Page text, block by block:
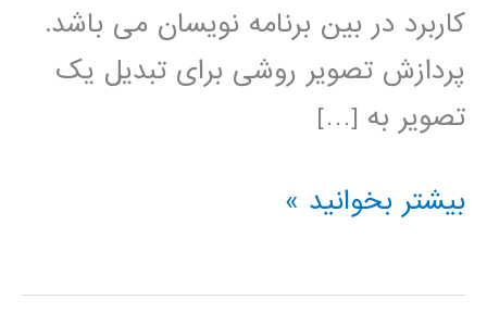
کاربرد در بین برنامه نویسان می باشد.
پردازش تصویر روشی برای تبدیل یک
تصویر به […]
پردازش
در
بیشتر بخوانید »